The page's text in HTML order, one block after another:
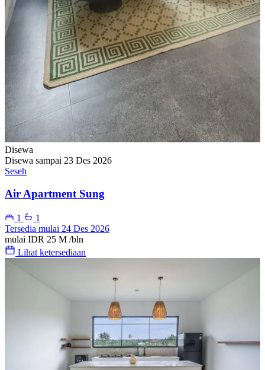
Disewa
Disewa sampai 23 Des 2026
Seseh
Air Apartment Sung
1
1
Tersedia mulai 24 Des 2026
mulai IDR 25 M /bln
Lihat ketersediaan